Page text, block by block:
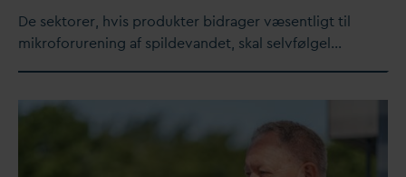
De sektorer, hvis produkter bidrager væsentligt til
mikroforurening af spildevandet, skal selvfølgel…